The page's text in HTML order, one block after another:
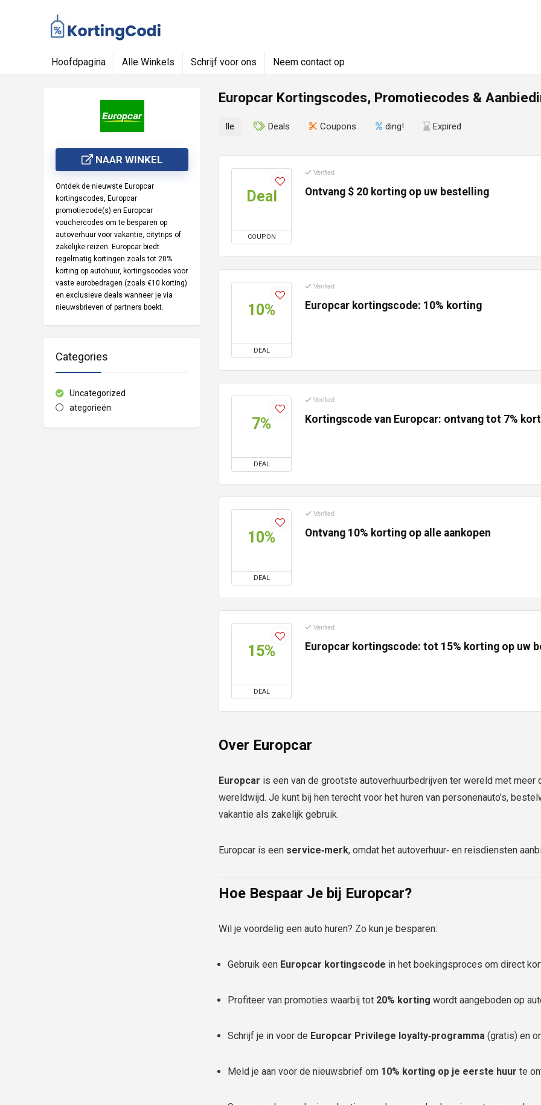
Hoofdpagina Alle Winkels Schrijf voor ons Neem contact op
Europcar Kortingscodes, Promotiecodes &
NAAR WINKEL
Ontdek de nieuwste Europcar
kortingscodes, Europcar
promotiecode(s) en Europcar
vouchercodes om te besparen op
autoverhuur voor vakantie, citytrips of
zakelijke reizen. Europcar biedt
regelmatig kortingen zoalstot 20%
korting op autohuur, kortingscodes voor
vaste eurobedragen (zoals €10 korting)
en exclusieve deals wanneer je via
nieuwsbrieven of partners boekt.
Categories
Uncategorized
ategorieën
lle Deals Coupons ding! Expired
Deal
COUPON
Verified
Ontvang $ 20 korting op uw bestelling
10%
DEAL
Verified
Europcar kortingscode: 10% korting
7%
DEAL
Verified
Kortingscode van Europcar: ontvang tot 7%
10%
DEAL
Verified
Ontvang 10% korting op alle aankopen
15%
DEAL
Verified
Europcar kortingscode: tot 15% korting op uw
Over Europcar
Europcar is een van de grootste autoverhuurbedrijven ter wereld met
wereldwijd. Je kunt bij hen terecht voor het huren van personenauto’s,
vakantie als zakelijk gebruik.
Europcar is een service‑merk, omdat het autoverhuur‑ en reisdiensten
Hoe Bespaar Je bij Europcar?
Wil je voordelig een auto huren? Zo kun je besparen:
Gebruik een Europcar kortingscode in het boekingsproces om direct
Profiteer van promoties waarbij tot 20% korting wordt aangeboden op
Schrijf je in voor de Europcar Privilege loyalty‑programma (gratis) en
Meld je aan voor de nieuwsbrief om 10% korting op je eerste huur te